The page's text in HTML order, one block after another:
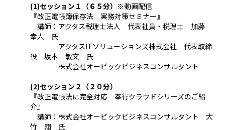
(1)セッション１（６５分） ※動画配信
『改正電帳簿保存法 実務対策セミナー』
講師：アクタス税理士法人 代表社員・税理士 加藤
幸人 氏
アクタスITソリューションズ株式会社 代表取締
役 坂本 敏文 氏
株式会社オービックビジネスコンサルタント
(2)セッション２（２０分）
『改正電帳法に完全対応 奉行クラウドシリーズのご紹
介』
講師：株式会社オービックビジネスコンサルタント 大
竹 翔 氏